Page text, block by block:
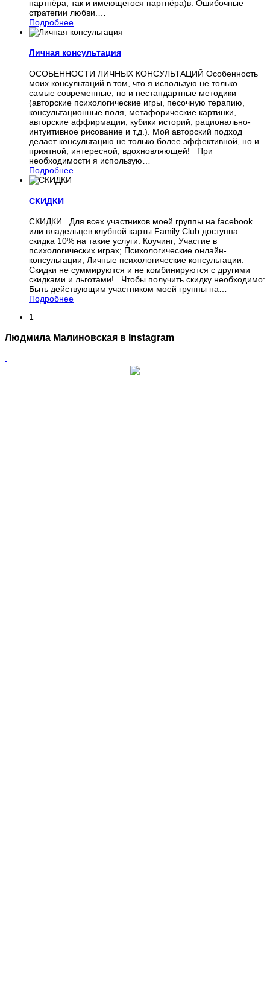
партнёра, так и имеющегося партнёра)в. Ошибочные
стратегии любви.
Подробнее
Личная консультация
ОСОБЕННОСТИ ЛИЧНЫХ КОНСУЛЬТАЦИЙ Особенность
моих консультаций в том, что я использую не только
самые современные, но и нестандартные методики
(авторские психологические игры, песочную терапию,
консультационные поля, метафорические картинки,
авторские аффирмации, кубики историй, рационально-
интуитивное рисование и т.д.). Мой авторский подход
делает консультацию не только более эффективной, но и
приятной, интересной, вдохновляющей! При
необходимости я использую
Подробнее
СКИДКИ
СКИДКИ Для всех участников моей группы на facebook
или владельцев клубной карты Family Club доступна
скидка 10% на такие услуги: Коучинг; Участие в
психологических играх; Психологические онлайн-
консультации; Личные психологические консультации.
Скидки не суммируются и не комбинируются с другими
скидками и льготами! Чтобы получить скидку необходимо:
Быть действующим участником моей группы на
Подробнее
1
Людмила Малиновская в Instagram